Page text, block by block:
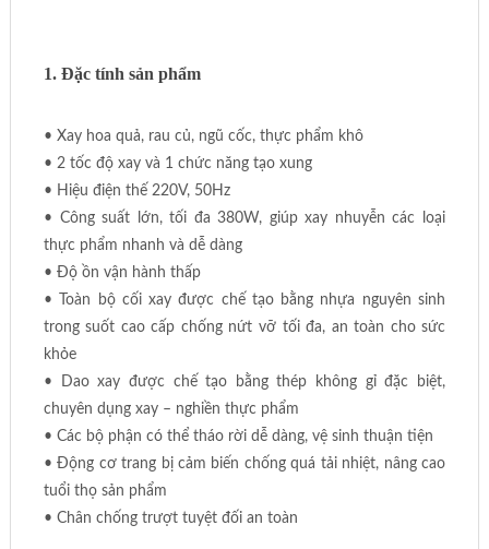
1. Đặc tính sản phẩm
• Xay hoa quả, rau củ, ngũ cốc, thực phẩm khô
• 2 tốc độ xay và 1 chức năng tạo xung
• Hiệu điện thế 220V, 50Hz
• Công suất lớn, tối đa 380W, giúp xay nhuyễn các loại
thực phẩm nhanh và dễ dàng
• Độ ồn vận hành thấp
• Toàn bộ cối xay được chế tạo bằng nhựa nguyên sinh
trong suốt cao cấp chống nứt vỡ tối đa, an toàn cho sức
khỏe
• Dao xay được chế tạo bằng thép không gỉ đặc biệt,
chuyên dụng xay – nghiền thực phẩm
• Các bộ phận có thể tháo rời dễ dàng, vệ sinh thuận tiện
• Động cơ trang bị cảm biến chống quá tải nhiệt, nâng cao
tuổi thọ sản phẩm
• Chân chống trượt tuyệt đối an toàn